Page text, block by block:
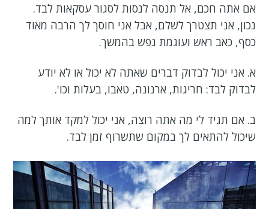
אם אתה חכם, אל תנסה לנסות לסגור עסקאות לבד.
נכון, אני תצטרך לשלם, אבל אני חוסך לך הרבה מאוד
כסף, כאב ראש ועוגמת נפש בהמשך.
א. אני יכול לבדוק דברים שאתה לא יכול או לא יודע
לבדוק לבד: חריגות, ארנונה, טאבו, בעלות וכו'.
ב. אם תגיד לי מה אתה רוצה, אני יכול למקד אותך למה
שיכול להתאים לך במקום שתשרוף זמן לבד.